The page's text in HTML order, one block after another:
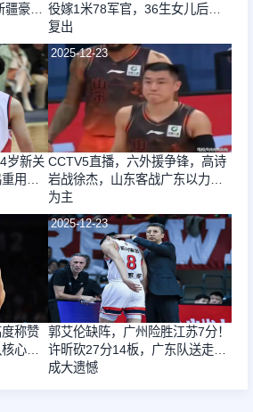
豪取
役嫁1米78军官，36生女儿后又
复出
岁新关
用
2025-12-23
CCTV5直播，六外援争锋，高诗
岩战徐杰，山东客战广东以力拼
为主
称赞
心指
2025-12-23
郭艾伦缺阵，广州险胜江苏7分！
许昕砍27分14板，广东队送走他
成大遗憾